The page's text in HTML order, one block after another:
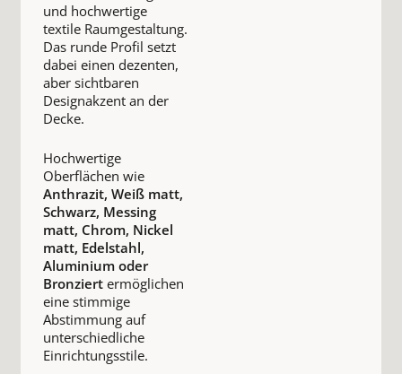
und hochwertige
textile Raumgestaltung.
Das runde Profil setzt
dabei einen dezenten,
aber sichtbaren
Designakzent an der
Decke.
Hochwertige
Oberflächen wie
Anthrazit, Weiß matt,
Schwarz, Messing
matt, Chrom, Nickel
matt, Edelstahl,
Aluminium oder
Bronziertermöglichen
eine stimmige
Abstimmung auf
unterschiedliche
Einrichtungsstile.